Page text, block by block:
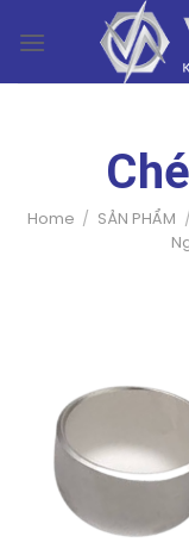
Home / SẢN PHẨM /